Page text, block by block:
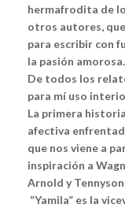
hermafrodita de
otros autores,
para escribir con
la pasión amorosa.
De todos los
para mí uso
La primera
afectiva
que nos viene a
inspiración a
Arnold y
“Yamila” es la